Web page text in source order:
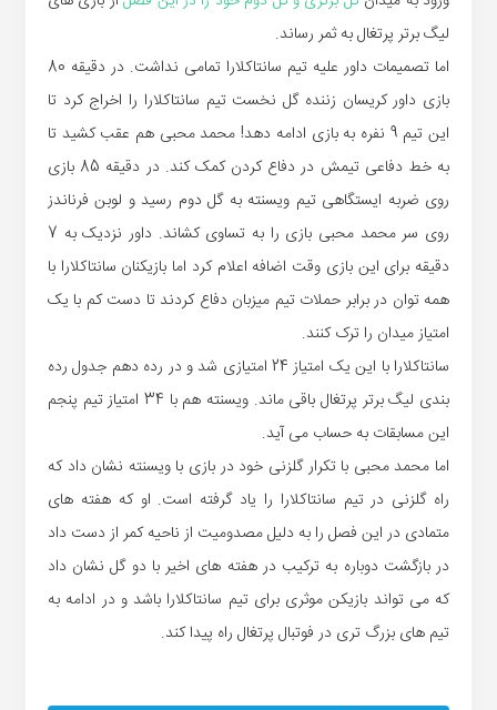
لیگ برتر پرتغال به ثمر رساند.
اما تصمیمات داور علیه تیم سانتاکلارا تمامی نداشت. در دقیقه 80
بازی داور کریسان زننده گل نخست تیم سانتاکلارا را اخراج کرد تا
این تیم 9 نفره به بازی ادامه دهد! محمد محبی هم عقب کشید تا
به خط دفاعی تیمش در دفاع کردن کمک کند. در دقیقه 85 بازی
روی ضربه ایستگاهی تیم ویسنته به گل دوم رسید و لوبن فرناندز
روی سر محمد محبی بازی را به تساوی کشاند. داور نزدیک به 7
دقیقه برای این بازی وقت اضافه اعلام کرد اما بازیکنان سانتاکلارا با
همه توان در برابر حملات تیم میزبان دفاع کردند تا دست کم با یک
امتیاز میدان را ترک کنند.
سانتاکلارا با این یک امتیاز 24 امتیازی شد و در رده دهم جدول رده
بندی لیگ برتر پرتغال باقی ماند. ویسنته هم با 34 امتیاز تیم پنجم
این مسابقات به حساب می آید.
اما محمد محبی با تکرار گلزنی خود در بازی با ویسنته نشان داد که
راه گلزنی در تیم سانتاکلارا را یاد گرفته است. او که هفته های
متمادی در این فصل را به دلیل مصدومیت از ناحیه کمر از دست داد
در بازگشت دوباره به ترکیب در هفته های اخیر با دو گل نشان داد
که می تواند بازیکن موثری برای تیم سانتاکلارا باشد و در ادامه به
تیم های بزرگ تری در فوتبال پرتغال راه پیدا کند.